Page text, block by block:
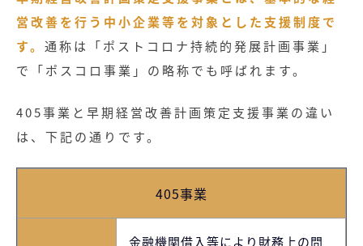
営改善を行う中小企業等を対象とした支援制度で
す。 通称は「ポストコロナ持続的発展計画事業」
で「ポスコロ事業」の略称でも呼ばれます。
405事業と早期経営改善計画策定支援事業の違い
は、下記の通りです。
405事業
金融機関借入等により財務上の問